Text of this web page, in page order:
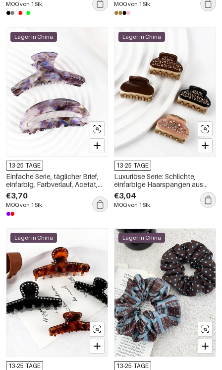
MOQ von 1 Stk. MOQ von 1 Stk.
Lager in China
13-25 TAGE
Einfache Serie, täglicher Brief,
einfarbig, Farbverlauf, Acetat,
Haarkrallen
€3,70
MOQ von 1 Stk.
Lager in China
13-25 TAGE
Luxuriöse Serie: Schlichte,
einfarbige Haarspangen aus
Acetat mit Strasssteinen
€3,04
MOQ von 1 Stk.
Lager in China
13-25 TAGE
Lager in China
13-25 TAGE